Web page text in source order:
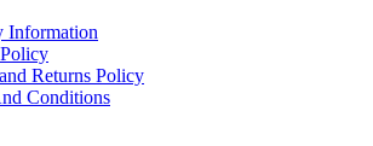
Information
Returns Policy
Conditions